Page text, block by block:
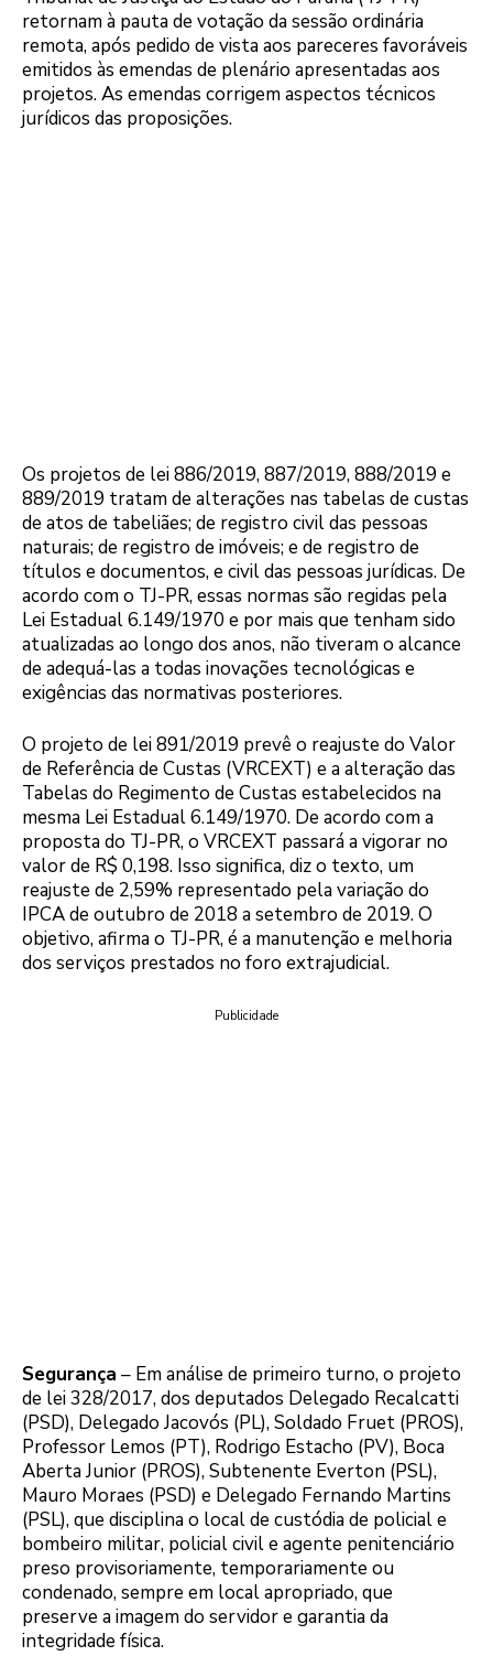
retornam à pauta de votação da sessão ordinária
remota, após pedido de vista aos pareceres favoráveis
emitidos às emendas de plenário apresentadas aos
projetos. As emendas corrigem aspectos técnicos
jurídicos das proposições.
Os projetos de lei 886/2019, 887/2019, 888/2019 e
889/2019 tratam de alterações nas tabelas de custas
de atos de tabeliães; de registro civil das pessoas
naturais; de registro de imóveis; e de registro de
títulos e documentos, e civil das pessoas jurídicas. De
acordo com o TJ-PR, essas normas são regidas pela
Lei Estadual 6.149/1970 e por mais que tenham sido
atualizadas ao longo dos anos, não tiveram o alcance
de adequá-las a todas inovações tecnológicas e
exigências das normativas posteriores.
O projeto de lei 891/2019 prevê o reajuste do Valor
de Referência de Custas (VRCEXT) e a alteração das
Tabelas do Regimento de Custas estabelecidos na
mesma Lei Estadual 6.149/1970. De acordo com a
proposta do TJ-PR, o VRCEXT passará a vigorar no
valor de R$ 0,198. Isso significa, diz o texto, um
reajuste de 2,59% representado pela variação do
IPCA de outubro de 2018 a setembro de 2019. O
objetivo, afirma o TJ-PR, é a manutenção e melhoria
dos serviços prestados no foro extrajudicial.
Publicidade
Segurança – Em análise de primeiro turno, o projeto
de lei 328/2017, dos deputados Delegado Recalcatti
(PSD), Delegado Jacovós (PL), Soldado Fruet (PROS),
Professor Lemos (PT), Rodrigo Estacho (PV), Boca
Aberta Junior (PROS), Subtenente Everton (PSL),
Mauro Moraes (PSD) e Delegado Fernando Martins
(PSL), que disciplina o local de custódia de policial e
bombeiro militar, policial civil e agente penitenciário
preso provisoriamente, temporariamente ou
condenado, sempre em local apropriado, que
preserve a imagem do servidor e garantia da
integridade física.